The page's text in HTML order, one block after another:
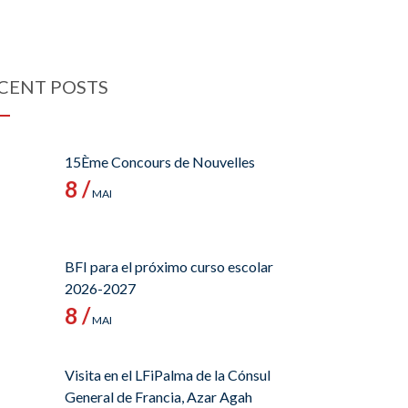
POSTS
15Ème Concours de Nouvelles
8 /MAI
BFI para el próximo curso escolar
2026-2027
8 /MAI
Visita en el LFiPalma de la Cónsul
General de Francia, Azar Agah